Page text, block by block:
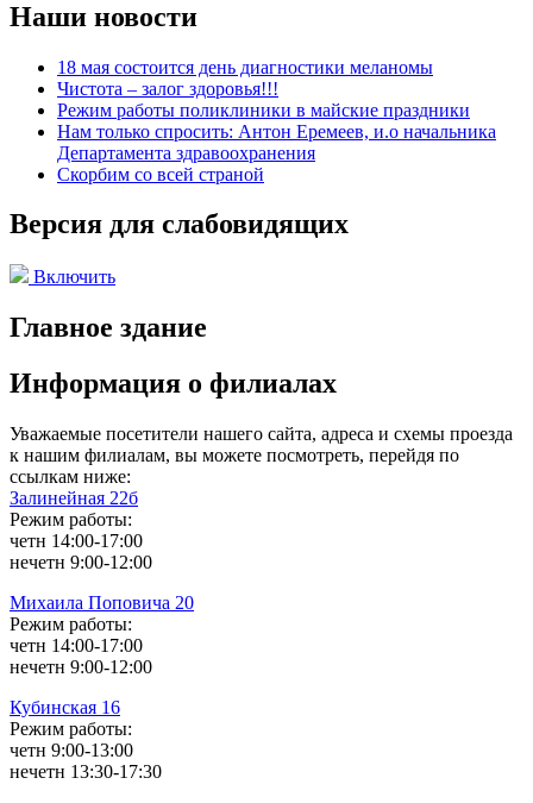
Наши новости
18 мая состоится день диагностики меланомы
Чистота – залог здоровья!!!
Режим работы поликлиники в майские праздники
Нам только спросить: Антон Еремеев, и.о начальника
Департамента здравоохранения
Скорбим со всей страной
Версия для слабовидящих
Включить
Главное здание
Информация о филиалах
Уважаемые посетители нашего сайта, адреса и схемы проезда
к нашим филиалам, вы можете посмотреть, перейдя по
ссылкам ниже:
Залинейная 22б
Режим работы:
четн 14:00-17:00
нечетн 9:00-12:00
Михаила Поповича 20
Режим работы:
четн 14:00-17:00
нечетн 9:00-12:00
Кубинская 16
Режим работы:
четн 9:00-13:00
нечетн 13:30-17:30